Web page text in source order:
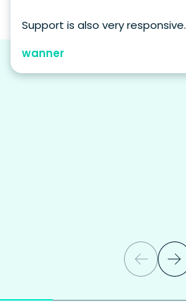
Support is also very responsive.
wanner